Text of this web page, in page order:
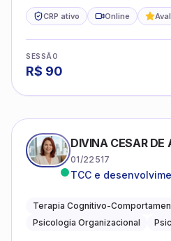
CRP ativo Online
SESSÃO
R$ 90
DIVINA CESAR
01/22517
TCC e
Terapia Cognitivo-
Psicologia Organizacional